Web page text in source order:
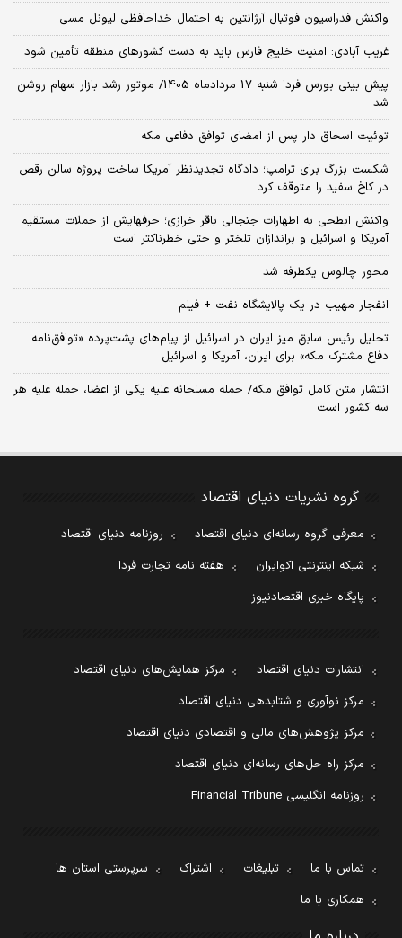
واکنش فدراسیون فوتبال آرژانتین به احتمال خداحافظی لیونل مسی
غریب آبادی: امنیت خلیج فارس باید به دست کشورهای منطقه تأمین شود
پیش بینی بورس فردا شنبه 17 مردادماه 1405/ موتور رشد بازار سهام روشن
شد
توئیت اسحاق دار پس از امضای توافق دفاعی مکه
شکست بزرگ برای ترامپ؛ دادگاه تجدیدنظر آمریکا ساخت پروژه سالن رقص
در کاخ سفید را متوقف کرد
واکنش ابطحی به اظهارات جنجالی باقر خرازی؛ حرفهایش از حملات مستقیم
آمریکا و اسرائیل و براندازان تلختر و حتی خطرناکتر است
محور چالوس یکطرفه شد
انفجار مهیب در یک پالایشگاه نفت + فیلم
تحلیل رئیس سابق میز ایران در اسرائیل از پیام‌های پشت‌پرده «توافق‌نامه
دفاع مشترک مکه» برای ایران، آمریکا و اسرائیل
انتشار متن کامل توافق مکه/ حمله مسلحانه علیه یکی از اعضا، حمله علیه هر
سه کشور است
گروه نشریات دنیای اقتصاد
معرفی گروه رسانه‌ای دنیای اقتصاد
روزنامه دنیای اقتصاد
شبکه اینترنتی اکوایران
هفته نامه تجارت فردا
پایگاه خبری اقتصادنیوز
انتشارات دنیای اقتصاد
مرکز همایش‌های دنیای اقتصاد
مرکز نوآوری و شتابدهی دنیای اقتصاد
مرکز پژوهش‌های مالی و اقتصادی دنیای اقتصاد
مرکز راه حل‌های رسانه‌ای دنیای اقتصاد
روزنامه انگلیسی Financial Tribune
تماس با ما تبلیغات اشتراک
سرپرستی استان ها
همکاری با ما